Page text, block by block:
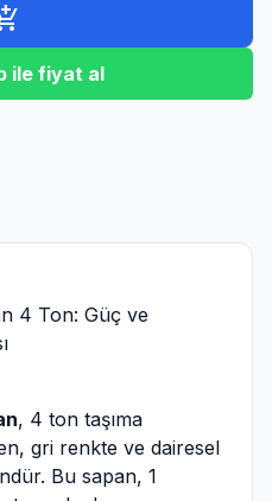
ile fiyat al
4 Ton: Güç ve
, 4 ton taşıma
gri renkte ve dairesel
Bu sapan, 1